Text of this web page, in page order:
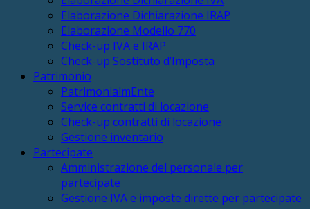
Elaborazione Dichiarazione IRAP
Elaborazione Modello 770
Check-up IVA e IRAP
Check-up Sostituto d’Imposta
Patrimonio
PatrimonialmEnte
Service contratti di locazione
Check-up contratti di locazione
Gestione inventario
Partecipate
Amministrazione del personale per
partecipate
Gestione IVA e imposte dirette per partecipate